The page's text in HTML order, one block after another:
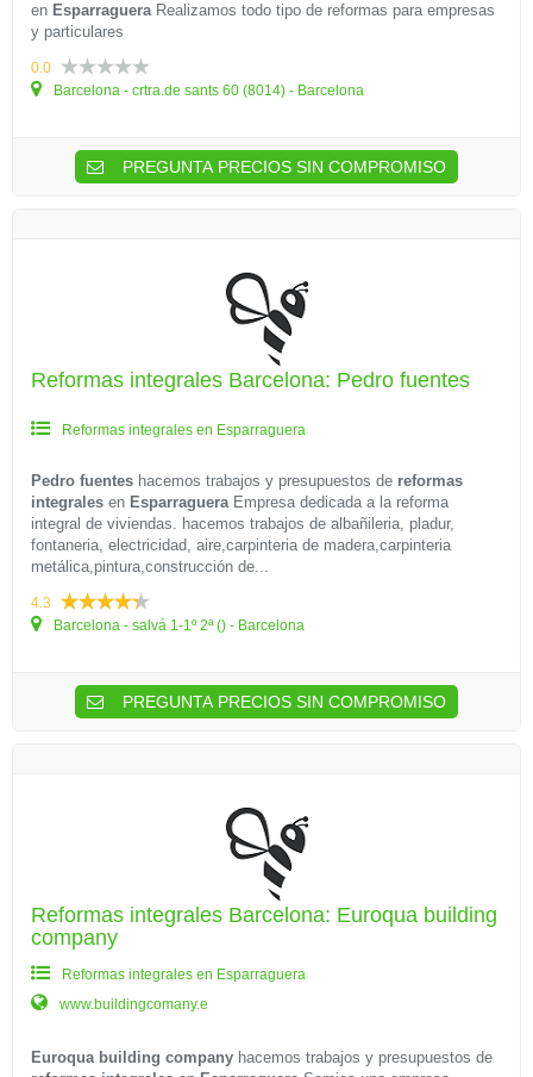
en EsparragueraRealizamos todo tipo de reformas para empresas
y particulares
0.0
Barcelona - crtra.de sants 60 (8014) - Barcelona
PREGUNTA PRECIOS SIN COMPROMISO
Reformas integrales Barcelona: Pedro fuentes
Reformas integrales en Esparraguera
Pedro fuentes hacemos trabajos y presupuestos de reformas
integrales en EsparragueraEmpresa dedicada a la reforma
integral de viviendas. hacemos trabajos de albañileria, pladur,
fontaneria, electricidad, aire,carpinteria de madera,carpinteria
metálica,pintura,construcción de...
4.3
Barcelona - salvá 1-1º 2ª () - Barcelona
PREGUNTA PRECIOS SIN COMPROMISO
Reformas integrales Barcelona: Euroqua building
company
Reformas integrales en Esparraguera
www.buildingcomany.e
Euroqua building company hacemos trabajos y presupuestos de